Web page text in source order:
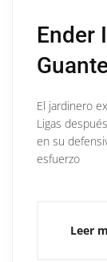
Ender
El jardinero
Ligas
en su
esfuerzo
Leer